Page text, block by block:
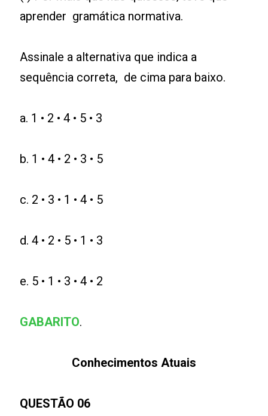
aprender gramática normativa.
Assinale a alternativa que indica a
sequência correta, de cima para baixo.
a. 1 • 2 • 4 • 5 • 3
b. 1 • 4 • 2 • 3 • 5
c. 2 • 3 • 1 • 4 • 5
d. 4 • 2 • 5 • 1 • 3
e. 5 • 1 • 3 • 4 • 2
GABARITO.
Conhecimentos Atuais
QUESTÃO 06